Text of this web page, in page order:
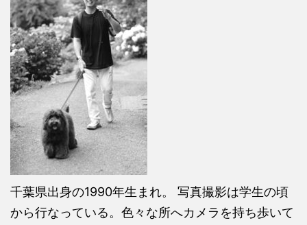
千葉県出身の1990年生まれ。 写真撮影は学生の頃
から行なっている。色々な所へカメラを持ち歩いて